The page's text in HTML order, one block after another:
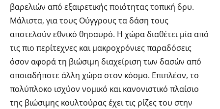
βαρελιών από εξαιρετικής ποιότητας τοπική δρυ.
Μάλιστα, για τους Ούγγρους τα δάση τους
αποτελούν εθνικό θησαυρό. Η χώρα διαθέτει μία από
τις πιο περίτεχνες και μακροχρόνιες παραδόσεις
όσον αφορά τη βιώσιμη διαχείριση των δασών από
οποιαδήποτε άλλη χώρα στον κόσμο. Επιπλέον, το
πολύπλοκο ισχύον νομικό και κανονιστικό πλαίσιο
της βιώσιμης κουλτούρας έχει τις ρίζες του στην